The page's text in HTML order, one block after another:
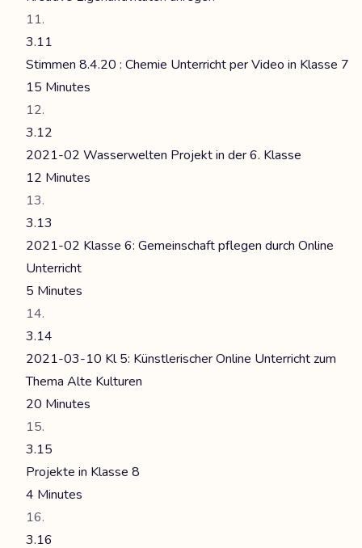
3.11
Stimmen 8.4.20 : Chemie Unterricht per Video in Klasse 7
15 Minutes
3.12
2021-02 Wasserwelten Projekt in der 6. Klasse
12 Minutes
3.13
2021-02 Klasse 6: Gemeinschaft pflegen durch Online
Unterricht
5 Minutes
3.14
2021-03-10 Kl 5: Künstlerischer Online Unterricht zum
Thema Alte Kulturen
20 Minutes
3.15
Projekte in Klasse 8
4 Minutes
3.16